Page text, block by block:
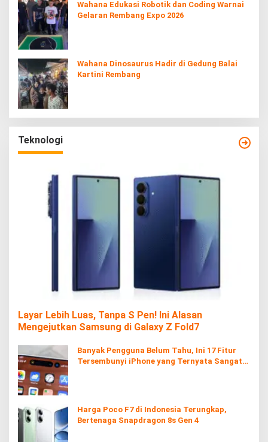
Wahana Edukasi Robotik dan Coding Warnai
Gelaran Rembang Expo 2026
Wahana Dinosaurus Hadir di Gedung Balai
Kartini Rembang
Teknologi
Layar Lebih Luas, Tanpa S Pen! Ini Alasan
Mengejutkan Samsung di Galaxy Z Fold7
Banyak Pengguna Belum Tahu, Ini 17 Fitur
Tersembunyi iPhone yang Ternyata Sangat
Harga Poco F7 di Indonesia Terungkap,
Bertenaga Snapdragon 8s Gen 4